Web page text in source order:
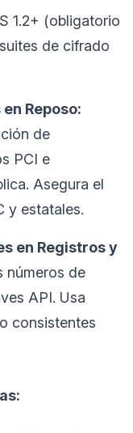
1.2+ (obligatorio
de cifrado
Reposo:
de
PCI e
Asegura el
y estatales.
en Registros y
números de
API. Usa
consistentes